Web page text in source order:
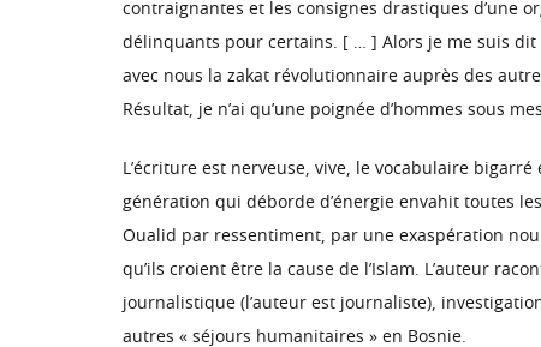
contraignantes et les consignes drastiques d’une
délinquants pour certains. [ … ] Alors je me suis dit
avec nous la zakat révolutionnaire auprès des
Résultat, je n’ai qu’une poignée d’hommes sous
L’écriture est nerveuse, vive, le vocabulaire
génération qui déborde d’énergie envahit toutes
Oualid par ressentiment, par une exaspération
qu’ils croient être la cause de l’Islam. L’auteur
journalistique (l’auteur est journaliste),
autres « séjours humanitaires » en Bosnie.